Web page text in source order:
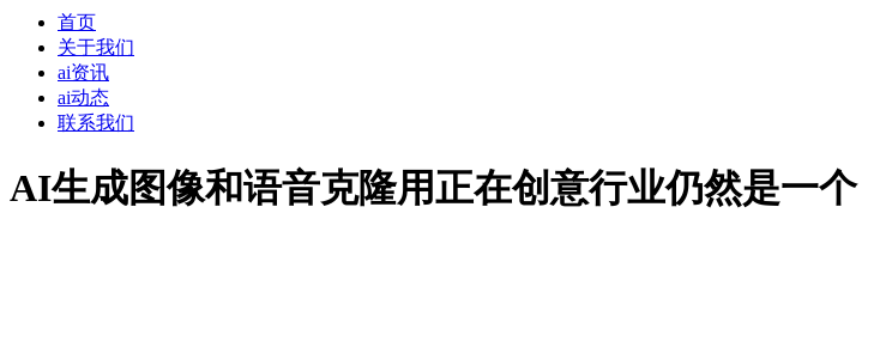
首页
关于我们
ai资讯
ai动态
联系我们
AI生成图像和语音克隆用正在创意行业仍然是一个